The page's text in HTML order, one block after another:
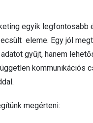
egyik legfontosabb
eleme. Egy jól
gyűjt, hanem
kommunikációs
megérteni: